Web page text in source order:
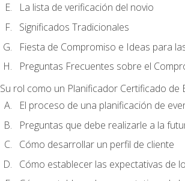
La lista de verificación del novio
Significados Tradicionales
Fiesta de Compromiso e Ideas para
Preguntas Frecuentes sobre el
Su rol como un Planificador Certificado de
El proceso de una planificación de
Preguntas que debe realizarle a la
Cómo desarrollar un perfil de cliente
Cómo establecer las expectativas de